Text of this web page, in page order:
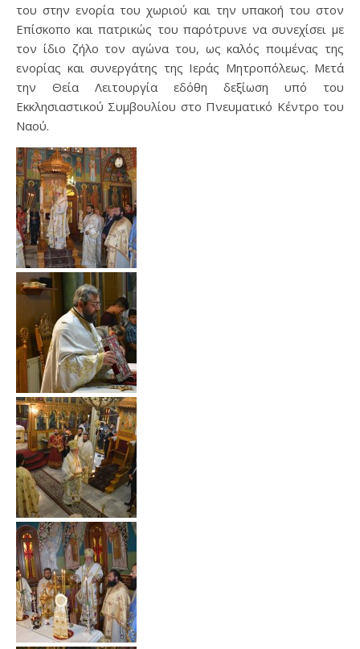
του στην ενορία του χωριού και την υπακοή του στον
Επίσκοπο και πατρικώς του παρότρυνε να συνεχίσει με
τον ίδιο ζήλο τον αγώνα του, ως καλός ποιμένας της
ενορίας και συνεργάτης της Ιεράς Μητροπόλεως. Μετά
την Θεία Λειτουργία εδόθη δεξίωση υπό του
Εκκλησιαστικού Συμβουλίου στο Πνευματικό Κέντρο του
Ναού.